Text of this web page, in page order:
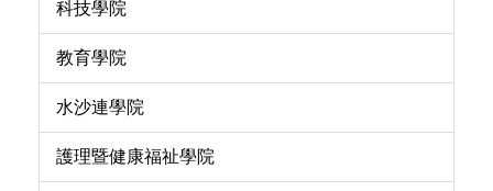
科技學院
教育學院
水沙連學院
護理暨健康福祉學院